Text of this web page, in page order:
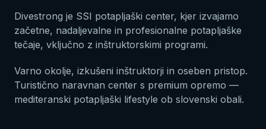
Divestrong je SSI potapljaški center, kjer izvajamo
začetne, nadaljevalne in profesionalne potapljaške
tečaje, vključno z inštruktorskimi programi.
Varno okolje, izkušeni inštruktorji in oseben pristop.
Turistično naravnan center s premium opremo —
mediteranski potapljaški lifestyle ob slovenski obali.